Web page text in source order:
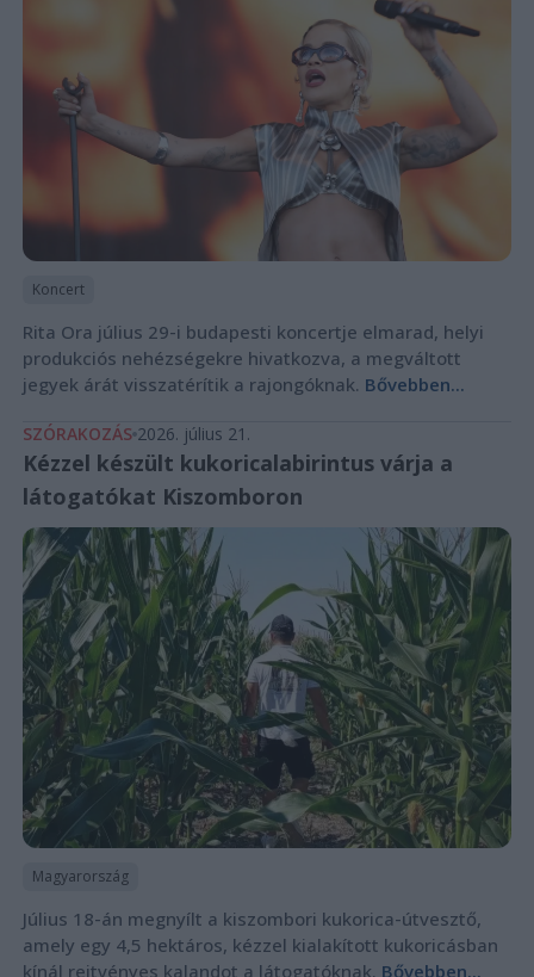
Koncert
Rita Ora július 29-i budapesti koncertje elmarad, helyi
produkciós nehézségekre hivatkozva, a megváltott
jegyek árát visszatérítik a rajongóknak. Bővebben...
SZÓRAKOZÁS 2026. július 21.
Kézzel készült kukoricalabirintus várja a
látogatókat Kiszomboron
Magyarország
Július 18-án megnyílt a kiszombori kukorica-útvesztő,
amely egy 4,5 hektáros, kézzel kialakított kukoricásban
kínál rejtvényes kalandot a látogatóknak. Bővebben...